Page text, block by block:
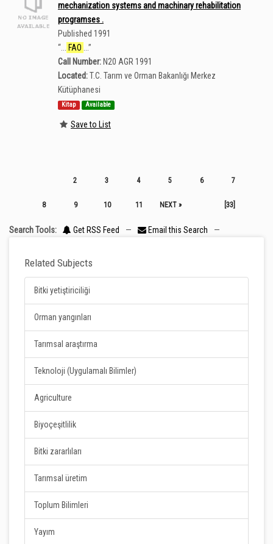
mechanization systems and machinary rehabilitation
programses .
Published 1991
“
FAO
”
Call Number: N20 AGR 1991
Located:T.C. Tarım ve Orman Bakanlığı Merkez
Kütüphanesi
Kitap Available
Save to List
2 3 4 5 6 7
8 9 10 11 NEXT » [33]
Search Tools: Get RSS Feed — Email this Search —
Related Subjects
Bitki yetiştiriciliği
Orman yangınları
Tarımsal araştırma
Teknoloji (Uygulamalı Bilimler)
Agriculture
Biyoçeşitlilik
Bitki zararlıları
Tarımsal üretim
Toplum Bilimleri
Yayım